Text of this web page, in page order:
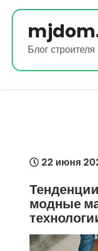
Перейти
содержимому
Блог строителя
22 июня
модные